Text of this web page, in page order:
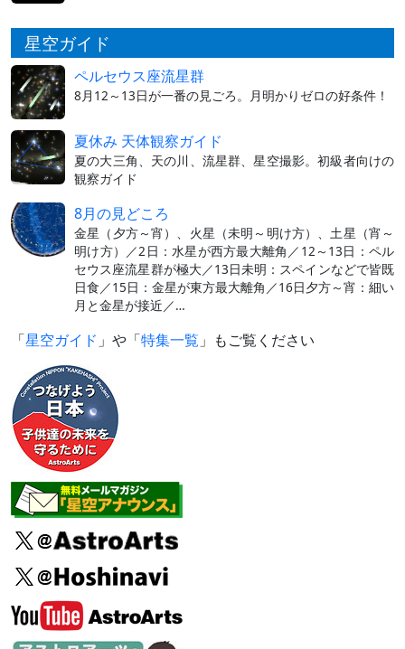
星空ガイド
ペルセウス座流星群
8月12～13日が一番の見ごろ。月明かりゼロの好条件！
夏休み 天体観察ガイド
夏の大三角、天の川、流星群、星空撮影。初級者向けの
観察ガイド
8月の見どころ
金星（夕方～宵）、火星（未明～明け方）、土星（宵～
明け方）／2日：水星が西方最大離角／12～13日：ペル
セウス座流星群が極大／13日未明：スペインなどで皆既
日食／15日：金星が東方最大離角／16日夕方～宵：細い
月と金星が接近／…
「星空ガイド 」や「特集一覧 」もご覧ください